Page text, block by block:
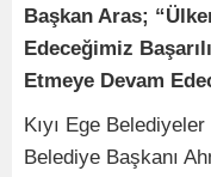
Başkan Aras;
Edeceğimiz
Etmeye Devam
Kıyı Ege
Belediye Başkanı